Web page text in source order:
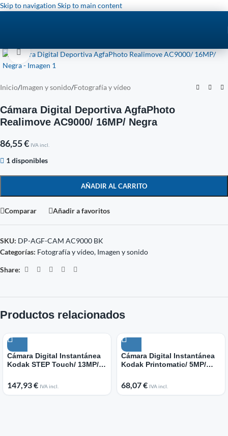
Skip to navigation Skip to main content
Click to enlarge
Inicio/Imagen y sonido/Fotografía y vídeo
Cámara Digital Deportiva AgfaPhoto
Realimove AC9000/ 16MP/ Negra
86,55€ IVA incl.
1 disponibles
AÑADIR AL CARRITO
Comparar Añadir a favoritos
SKU: DP-AGF-CAM AC9000 BK
Categorías: Fotografía y vídeo, Imagen y sonido
Share:
Productos relacionados
Cámara Digital Instantánea
Kodak STEP Touch/ 13MP/
147,93€ IVA incl.
Cámara Digital Instantánea
Kodak Printomatic/ 5MP/
68,07€ IVA incl.